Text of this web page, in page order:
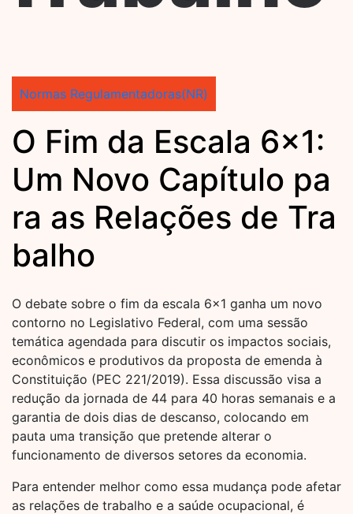
Normas Regulamentadoras(NR)
O Fim da Escala 6×1:
Um Novo Capítulo pa
ra as Relações de Tra
balho
O debate sobre o fim da escala 6×1 ganha um novo
contorno no Legislativo Federal, com uma sessão
temática agendada para discutir os impactos sociais,
econômicos e produtivos da proposta de emenda à
Constituição (PEC 221/2019). Essa discussão visa a
redução da jornada de 44 para 40 horas semanais e a
garantia de dois dias de descanso, colocando em
pauta uma transição que pretende alterar o
funcionamento de diversos setores da economia.
Para entender melhor como essa mudança pode afetar
as relações de trabalho e a saúde ocupacional, é